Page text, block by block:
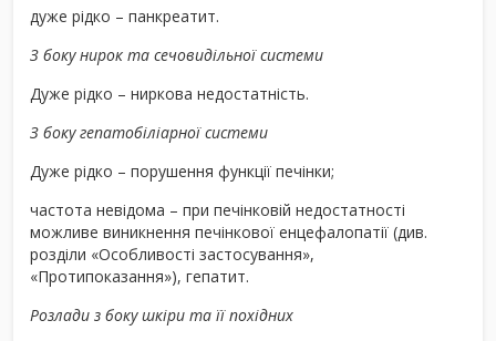
дуже рідко – панкреатит.
З боку нирок та сечовидільної системи
Дуже рідко – ниркова недостатність.
З боку гепатобіліарної системи
Дуже рідко – порушення функції печінки;
частота невідома – при печінковій недостатності
можливе виникнення печінкової енцефалопатії (див.
розділи «Особливості застосування»,
«Протипоказання»), гепатит.
Розлади з боку шкіри та її похідних